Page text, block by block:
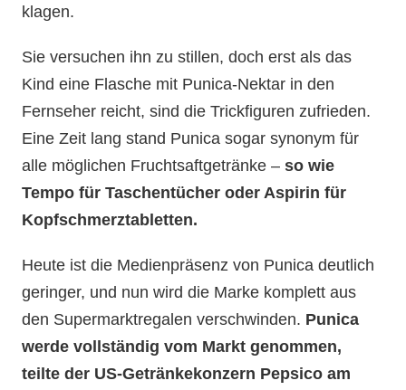
klagen.
Sie versuchen ihn zu stillen, doch erst als das
Kind eine Flasche mit Punica-Nektar in den
Fernseher reicht, sind die Trickfiguren zufrieden.
Eine Zeit lang stand Punica sogar synonym für
alle möglichen Fruchtsaftgetränke –so wie
Tempo für Taschentücher oder Aspirin für
Kopfschmerztabletten.
Heute ist die Medienpräsenz von Punica deutlich
geringer, und nun wird die Marke komplett aus
den Supermarktregalen verschwinden. Punica
werde vollständig vom Markt genommen,
teilte der US-Getränkekonzern Pepsico am